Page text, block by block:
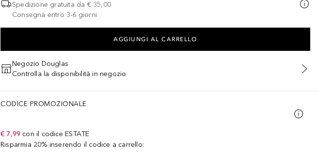
Spedizione gratuita da € 35,00
Consegna entro 3-6 giorni
AGGIUNGI AL CARRELLO
Negozio Douglas
Controlla la disponibilità in negozio
CODICE PROMOZIONALE
€ 7,99 con il codice ESTATE
Risparmia 20% inserendo il codice a carrello: